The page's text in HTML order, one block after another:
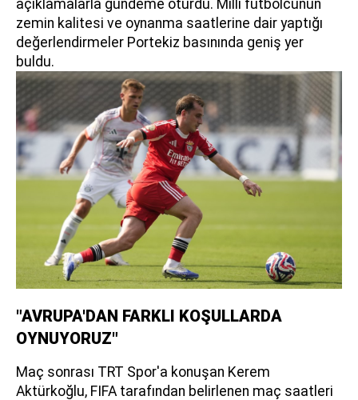
açıklamalarla gündeme oturdu. Milli futbolcunun
zemin kalitesi ve oynanma saatlerine dair yaptığı
değerlendirmeler Portekiz basınında geniş yer
buldu.
"AVRUPA'DAN FARKLI KOŞULLARDA
OYNUYORUZ"
Maç sonrası TRT Spor'a konuşan Kerem
Aktürkoğlu, FIFA tarafından belirlenen maç saatleri